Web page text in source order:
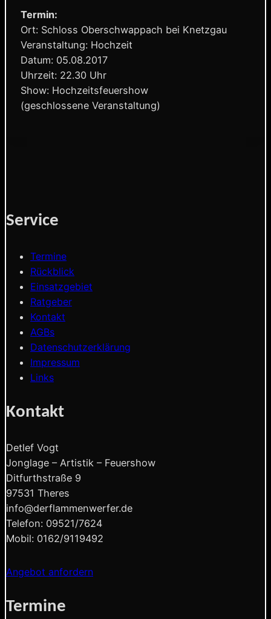
Termin:
Ort: Schloss Oberschwappach bei Knetzgau
Veranstaltung: Hochzeit
Datum: 05.08.2017
Uhrzeit: 22.30 Uhr
Show: Hochzeitsfeuershow
(geschlossene Veranstaltung)
Service
Termine
Rückblick
Einsatzgebiet
Ratgeber
Kontakt
AGBs
Datenschutzerklärung
Impressum
Links
Kontakt
Detlef Vogt
Jonglage – Artistik – Feuershow
Ditfurthstraße 9
97531 Theres
info@derflammenwerfer.de
Telefon: 09521/7624
Mobil: 0162/9119492
Angebot anfordern
Termine